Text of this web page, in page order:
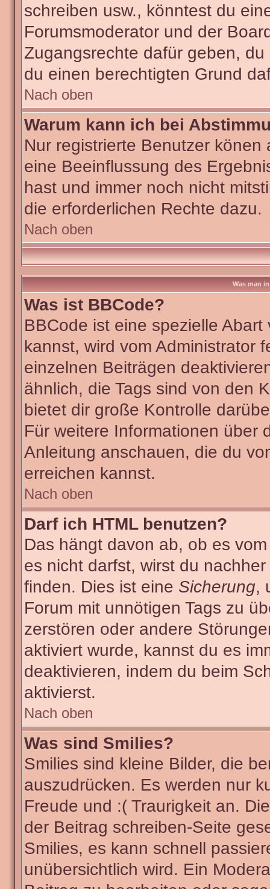
schreiben usw., könntest du
Forumsmoderator und der
Zugangsrechte dafür geben,
du einen berechtigten Grund
Nach oben
Warum kann ich bei
Nur registrierte Benutzer
eine Beeinflussung des
hast und immer noch nicht
die erforderlichen Rechte dazu.
Nach oben
Was man
Was ist BBCode?
BBCode ist eine spezielle
kannst, wird vom Administrator
einzelnen Beiträgen
ähnlich, die Tags sind von den
bietet dir große Kontrolle
Für weitere Informationen über
Anleitung anschauen, die du
erreichen kannst.
Nach oben
Darf ich HTML benutzen?
Das hängt davon ab, ob es
es nicht darfst, wirst du
finden. Dies ist eine Sicherung,
Forum mit unnötigen Tags zu
zerstören oder andere
aktiviert wurde, kannst du es
deaktivieren, indem du beim
aktivierst.
Nach oben
Was sind Smilies?
Smilies sind kleine Bilder, die
auszudrücken. Es werden nur
Freude und :( Traurigkeit an.
der Beitrag schreiben-Seite
Smilies, es kann schnell
unübersichtlich wird. Ein